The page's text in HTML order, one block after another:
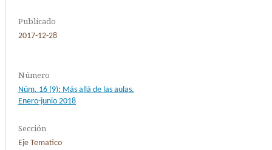
Publicado
2017-12-28
Número
Núm. 16 (9): Más allá de las aulas.
Enero-junio 2018
Sección
Eje Tematico